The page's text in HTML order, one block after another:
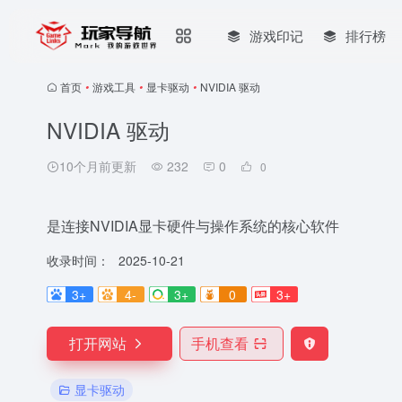
游戏印记 排行榜
首页 • 游戏工具 • 显卡驱动 • NVIDIA 驱动
NVIDIA 驱动
10个月前更新 232 0 0
是连接NVIDIA显卡硬件与操作系统的核心软件
收录时间：
2025-10-21
3+
4- 3+ 0 3+
打开网站 手机查看
显卡驱动